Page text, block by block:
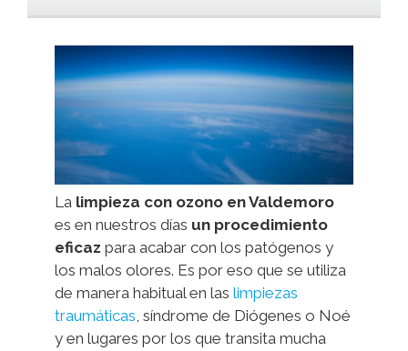
La limpieza con ozono en Valdemoro
es en nuestros días un procedimiento
eficaz para acabar con los patógenos y
los malos olores. Es por eso que se utiliza
de manera habitual en las limpiezas
traumáticas, síndrome de Diógenes o Noé
y en lugares por los que transita mucha